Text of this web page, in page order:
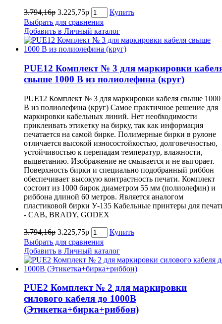
3.794,16р 3.225,75р
Купить
Выбрать для сравнения
Добавить в Личный каталог
PUE12 Комплект № 3 для маркировки
свыше 1000 В из полиолефина (круг)
PUE12 Комплект № 3 для маркировки кабеля свыше 1000
В из полиолефина (круг) Самое практичное решение для
маркировки кабельных линий. Нет необходимости
приклеивать этикетку на бирку, так как информация
печатается на самой бирке. Полимерные бирки в рулоне
отличается высокой износостойкостью, долговечностью,
устойчивостью к перепадам температур, влажности,
выцветанию. Изображение не смывается и не выгорает.
Поверхность бирки и специально подобранный риббон
обеспечивает высокую контрастность печати. Комплект
состоит из 1000 бирок диаметром 55 мм (полиолефин) и
риббона длиной 60 метров. Является аналогом
пластиковой бирки У-135 Кабельные принтеры для
- CAB, BRADY, GODEX
3.794,16р 3.225,75р
Купить
Выбрать для сравнения
Добавить в Личный каталог
PUE2 Комплект № 2 для маркировки
силового кабеля до 1000В
(Этикетка+бирка+риббон)